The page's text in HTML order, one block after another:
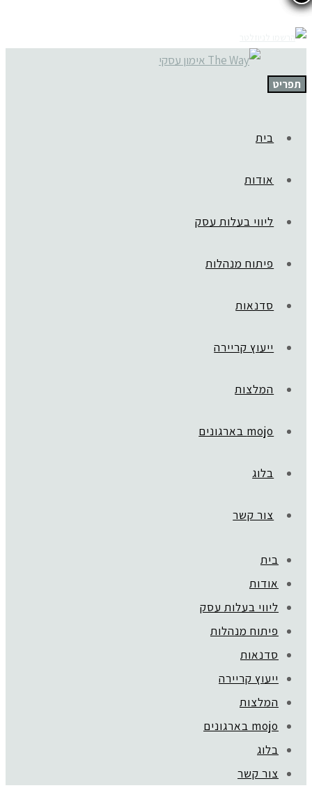
תפריט
בית
אודות
ליווי בעלות עסק
פיתוח מנהלות
סדנאות
ייעוץ קריירה
המלצות
mojo בארגונים
בלוג
צור קשר
בית
אודות
ליווי בעלות עסק
פיתוח מנהלות
סדנאות
ייעוץ קריירה
המלצות
mojo בארגונים
בלוג
צור קשר